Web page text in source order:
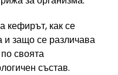
кефирът, как се
и защо се различава
своята
състав.